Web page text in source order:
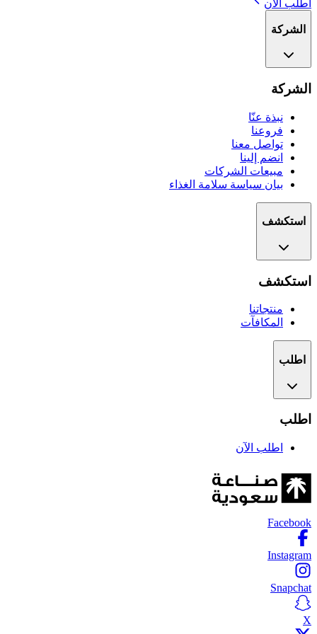
اطلب الآن
الشركة
الشركة
نبذة عنّا
فروعنا
تواصل معنا
انضم إلينا
مبيعات الشركات
بيان سياسة سلامة الغذاء
استكشف
استكشف
منتجاتنا
المكافآت
اطلب
اطلب
اطلب الآن
Facebook
Instagram
Snapchat
X